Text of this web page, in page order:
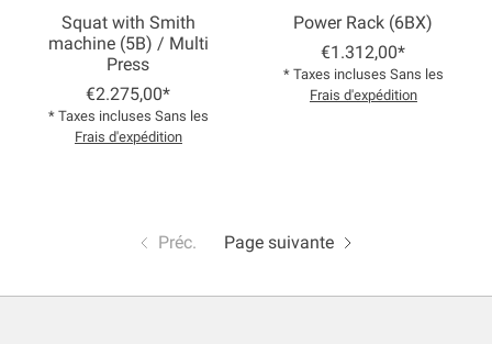
Squat with Smith
machine (5B) / Multi
Press
€2.275,00*
* Taxes incluses Sans les
Frais d'expédition
Power Rack (6BX)
€1.312,00*
* Taxes incluses Sans les
Frais d'expédition
Préc. Page suivante